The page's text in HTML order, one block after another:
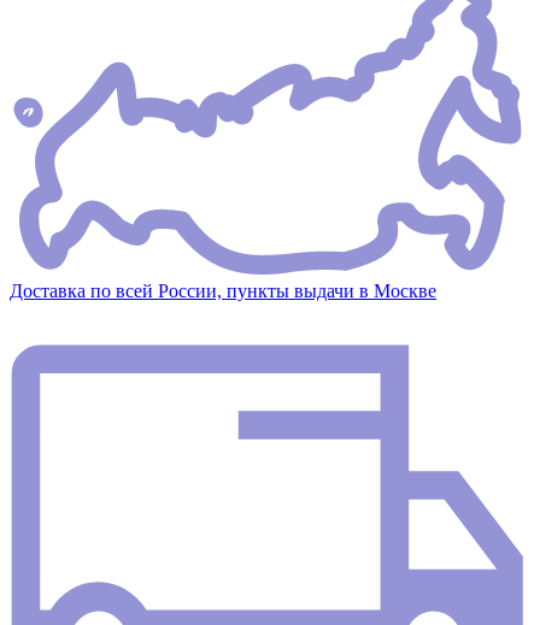
Доставка по всей России, пункты выдачи в Москве